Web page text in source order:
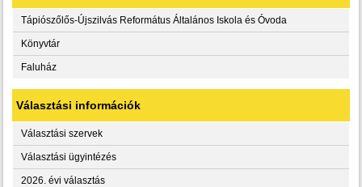
Tápiószőlős-Újszilvás Református Általános Iskola és Óvoda
Könyvtár
Faluház
Választási információk
Választási szervek
Választási ügyintézés
2026. évi választás